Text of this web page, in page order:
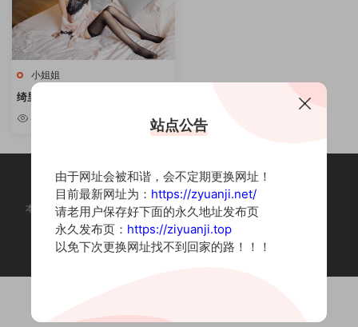
小姐姐
绮里嘉 – 54套性感写真合集 [持
续更新]
4.27k
本站为摄影写真图片网站，内容来自网络收集整理，仅作个人学习使用。
如有违法内容请联系删除
Copyright © 2022 资源集
站点公告
由于网址会被和谐，会不定期更换网址！
目前最新网址为： https://zyuanji.net/
请老用户保存好下面的永久地址发布页
永久发布页： https://ziyuanji.top
以免下次更换网址找不到回家的路！！！